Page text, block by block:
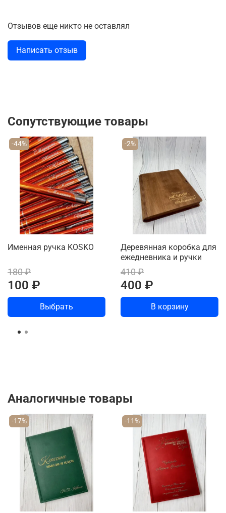
Отзывов еще никто не оставлял
Написать отзыв
Сопутствующие товары
-44%
Именная ручка KOSKO
180 ₽
100 ₽
Выбрать
-2%
Деревянная коробка для
ежедневника и ручки
410 ₽
400 ₽
В корзину
Аналогичные товары
-17% -11%